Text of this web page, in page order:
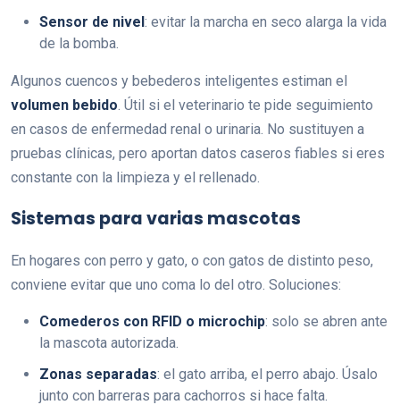
Sensor de nivel: evitar la marcha en seco alarga la vida
de la bomba.
Algunos cuencos y bebederos inteligentes estiman el
volumen bebido . Útil si el veterinario te pide seguimiento
en casos de enfermedad renal o urinaria. No sustituyen a
pruebas clínicas, pero aportan datos caseros fiables si eres
constante con la limpieza y el rellenado.
Sistemas para varias mascotas
En hogares con perro y gato, o con gatos de distinto peso,
conviene evitar que uno coma lo del otro. Soluciones:
Comederos con RFID o microchip: solo se abren ante
la mascota autorizada.
Zonas separadas: el gato arriba, el perro abajo. Úsalo
junto con barreras para cachorros si hace falta.